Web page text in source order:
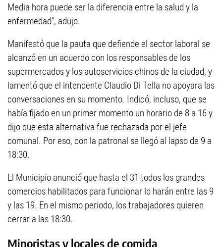
Media hora puede ser la diferencia entre la salud y la
enfermedad", adujo.
Manifestó que la pauta que defiende el sector laboral se
alcanzó en un acuerdo con los responsables de los
supermercados y los autoservicios chinos de la ciudad, y
lamentó que el intendente Claudio Di Tella no apoyara las
conversaciones en su momento. Indicó, incluso, que se
había fijado en un primer momento un horario de 8 a 16 y
dijo que esta alternativa fue rechazada por el jefe
comunal. Por eso, con la patronal se llegó al lapso de 9 a
18:30.
El Municipio anunció que hasta el 31 todos los grandes
comercios habilitados para funcionar lo harán entre las 9
y las 19. En el mismo periodo, los trabajadores quieren
cerrar a las 18:30.
Minoristas y locales de comida